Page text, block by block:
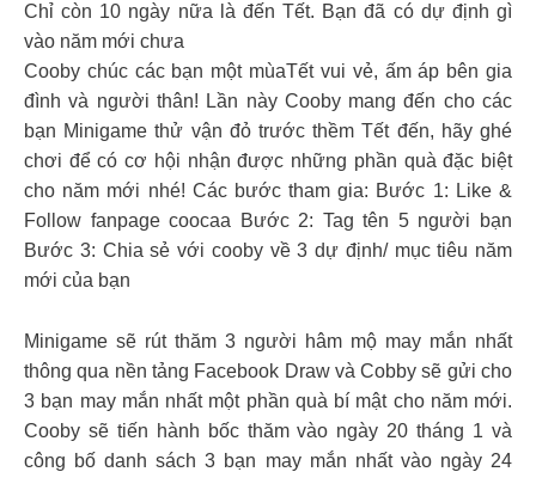
Chỉ còn 10 ngày nữa là đến Tết. Bạn đã có dự định gì
vào năm mới chưa
Cooby chúc các bạn một mùaTết vui vẻ, ấm áp bên gia
đình và người thân! Lần này Cooby mang đến cho các
bạn Minigame thử vận đỏ trước thềm Tết đến, hãy ghé
chơi để có cơ hội nhận được những phần quà đặc biệt
cho năm mới nhé! Các bước tham gia: Bước 1: Like &
Follow fanpage coocaa Bước 2: Tag tên 5 người bạn
Bước 3: Chia sẻ với cooby về 3 dự định/ mục tiêu năm
mới của bạn
Minigame sẽ rút thăm 3 người hâm mộ may mắn nhất
thông qua nền tảng Facebook Draw và Cobby sẽ gửi cho
3 bạn may mắn nhất một phần quà bí mật cho năm mới.
Cooby sẽ tiến hành bốc thăm vào ngày 20 tháng 1 và
công bố danh sách 3 bạn may mắn nhất vào ngày 24